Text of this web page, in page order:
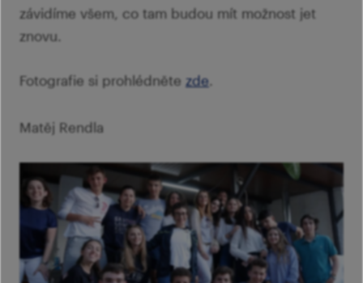
závidíme všem, co tam budou mít možnost jet
znovu.
Fotografie si prohlédněte zde.
Matěj Rendla